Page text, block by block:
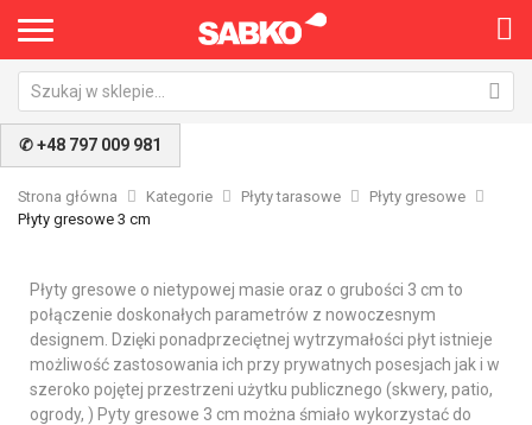
✆ +48 797 009 981
Strona główna Kategorie Płyty tarasowe
Płyty gresowe
Płyty gresowe 3 cm
Płyty gresowe o nietypowej masie oraz o grubości 3 cm to
połączenie doskonałych parametrów z nowoczesnym
designem. Dzięki ponadprzeciętnej wytrzymałości płyt istnieje
możliwość zastosowania ich przy prywatnych posesjach jak i w
szeroko pojętej przestrzeni użytku publicznego (skwery, patio,
ogrody, ) Pyty gresowe 3 cm można śmiało wykorzystać do